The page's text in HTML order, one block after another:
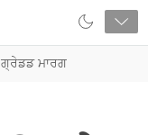
ਗ੍ਰੇਡਡ ਮਾਰਗ